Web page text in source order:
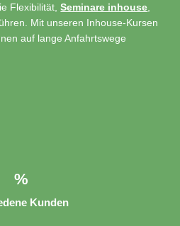
Flexibilität,Seminare inhouse
Mit unseren Inhouse-Kursen
auf lange Anfahrtswege
%
Kunden